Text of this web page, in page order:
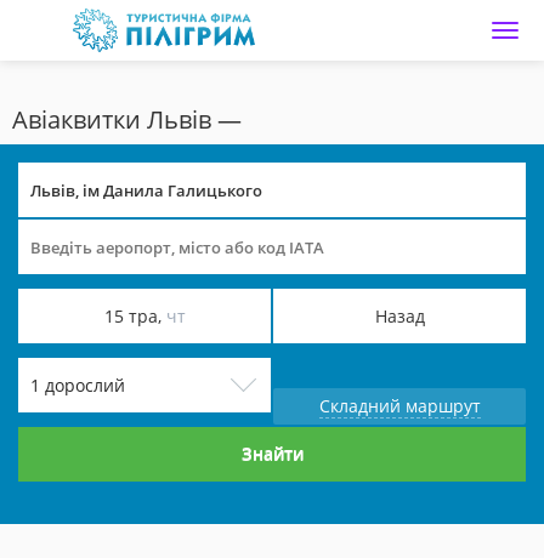
Main page
Авіаквитки Львів —
15 тра, чт Назад
1 дорослий
Знайти
Складний маршрут